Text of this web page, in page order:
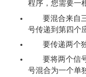
程序，您需要一
要混合来自
号传递到第四个
要传递两个
要将两个信
号混合为一个单